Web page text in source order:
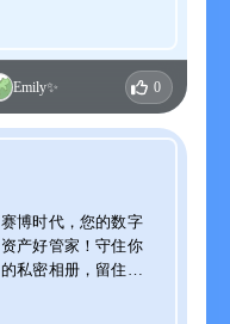
Emily✨ 0
赛博时代，您的数字
资产好管家！守住你
的私密相册，留住你